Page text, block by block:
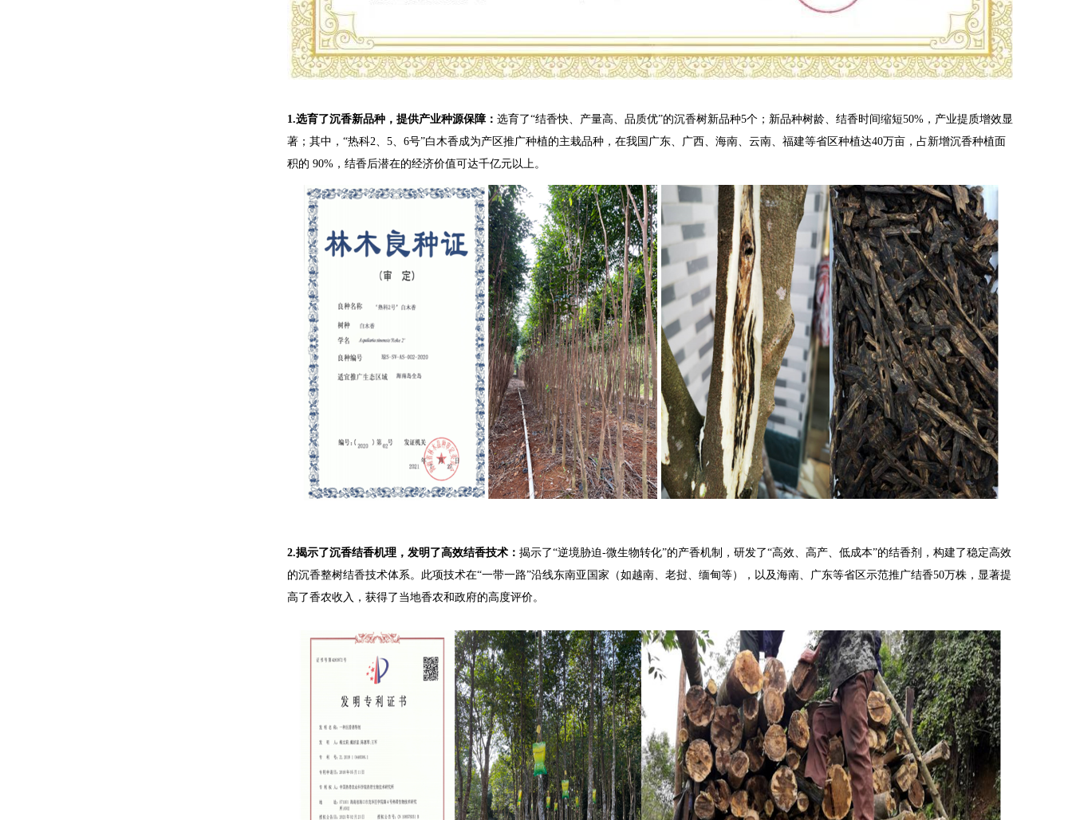
1.选育了沉香新品种，提供产业种源保障： 选育了“结香快、产量高、品质优”的沉香树新品种5个；新品种树龄、结香时间缩短50%，产业提质增效显
著；其中，“热科2、5、6号”白木香成为产区推广种植的主栽品种，在我国广东、广西、海南、云南、福建等省区种植达40万亩，占新增沉香种植面
积的 90%，结香后潜在的经济价值可达千亿元以上。
2.揭示了沉香结香机理，发明了高效结香技术： 揭示了“逆境胁迫-微生物转化”的产香机制，研发了“高效、高产、低成本”的结香剂，构建了稳定高效
的沉香整树结香技术体系。此项技术在“一带一路”沿线东南亚国家（如越南、老挝、缅甸等），以及海南、广东等省区示范推广结香50万株，显著提
高了香农收入，获得了当地香农和政府的高度评价。